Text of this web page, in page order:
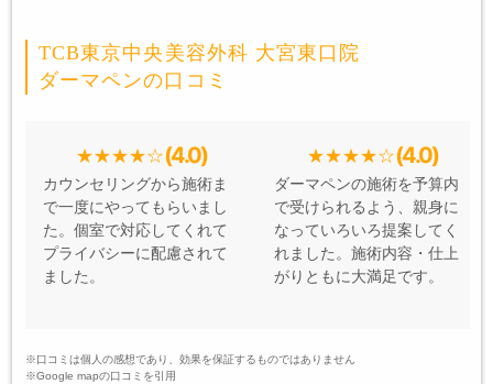
TCB東京中央美容外科 大宮東口院
ダーマペンの口コミ
(4.0)
カウンセリングから施術ま
で一度にやってもらいまし
た。個室で対応してくれて
プライバシーに配慮されて
ました。
(4.0)
ダーマペンの施術を予算内
で受けられるよう、親身に
なっていろいろ提案してく
れました。施術内容・仕上
がりともに大満足です。
※口コミは個人の感想であり、効果を保証するものではありません
※Google mapの口コミを引用